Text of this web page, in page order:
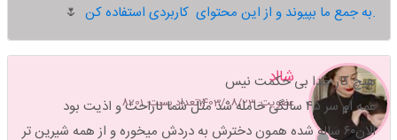
به جمع ما بپیوند و از این محتوای کاربردی استفاده کن.
🌷
شااد
عضویت: 1403/08/23 تعداد پست: 8201
هیچ کار خدا بی حکمت نیس
عمه ام سر ۴۵ سالگی حامله شد مثل شما ناراحت و اذیت بود
الان۶۰ ساله شده همون دخترش به دردش میخوره و از همه شیرین تر